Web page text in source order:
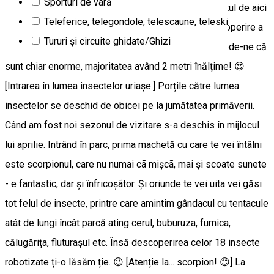
Teleferice, telegondole, telescaune, teleski
Tururi şi circuite ghidate/Ghizi
intri și acolo, vei beneficia de o reducere 10% la biletul de aici
😉). Dupã aceea poate să înceapă aventura de descoperire a
machetelor insectelor uriașe. Când spunem uriaș, crede-ne că
sunt chiar enorme, majoritatea având 2 metri înălțime! 😍
[Intrarea în lumea insectelor uriașe.] Porțile către lumea
insectelor se deschid de obicei pe la jumătatea primăverii.
Când am fost noi sezonul de vizitare s-a deschis în mijlocul
lui aprilie. Intrând în parc, prima machetă cu care te vei întâlni
este scorpionul, care nu numai cã mișcã, mai și scoate sunete
- e fantastic, dar și înfricoșãtor. Și oriunde te vei uita vei găsi
tot felul de insecte, printre care amintim gândacul cu tentacule
atât de lungi încât parcă ating cerul, buburuza, furnica,
călugărița, fluturașul etc. Însă descoperirea celor 18 insecte
robotizate ți-o lăsăm ție. 😉 [Atenție la... scorpion! 😊] La